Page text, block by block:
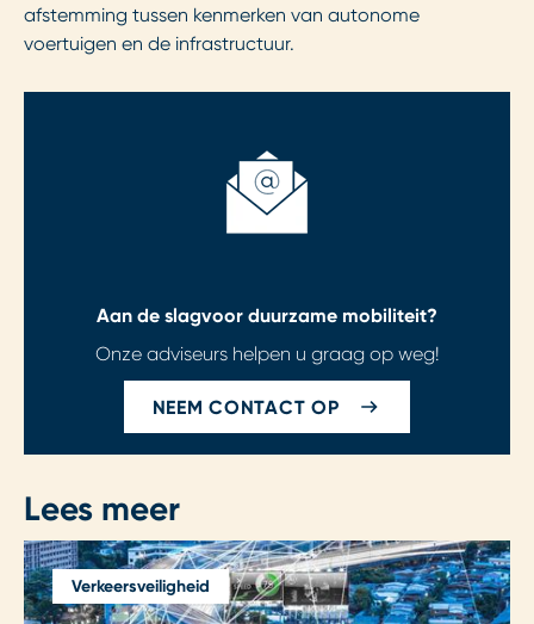
afstemming tussen kenmerken van autonome
voertuigen en de infrastructuur.
Aan de slagvoor duurzame mobiliteit?
Onze adviseurs helpen u graag op weg!
NEEM CONTACT OP
Lees meer
Verkeersveiligheid